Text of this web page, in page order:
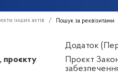
інших актів Пошук за реквізитами
Додаток
проєкту
Проєкт